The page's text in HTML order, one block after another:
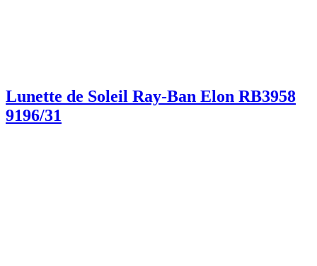
Lunette de Soleil Ray-Ban Elon RB3958
9196/31